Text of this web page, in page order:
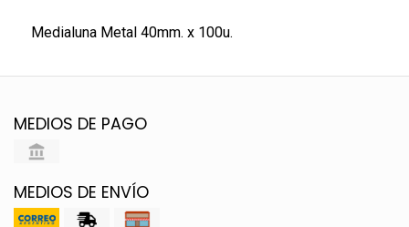
Medialuna Metal 40mm. x 100u.
MEDIOS DE PAGO
MEDIOS DE ENVÍO